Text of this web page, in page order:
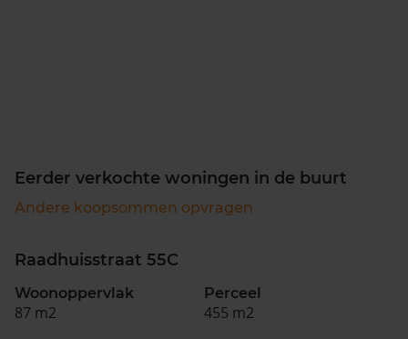
Eerder verkochte woningen in de buurt
Andere koopsommen opvragen
Raadhuisstraat 55C
Woonoppervlak
87 m2
Perceel
455 m2